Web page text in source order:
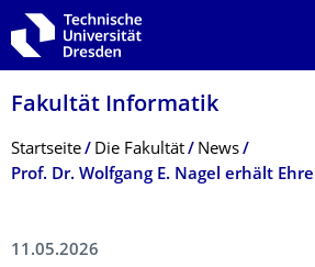
Zur Hauptnavigation springen
Zur Suche springen
Zum Inhalt springen
Fakultät Informatik
Breadcrumb-Menü
Startseite Die Fakultät
News
Prof. Dr. Wolfgang E. Nagel erhält
11.05.2026